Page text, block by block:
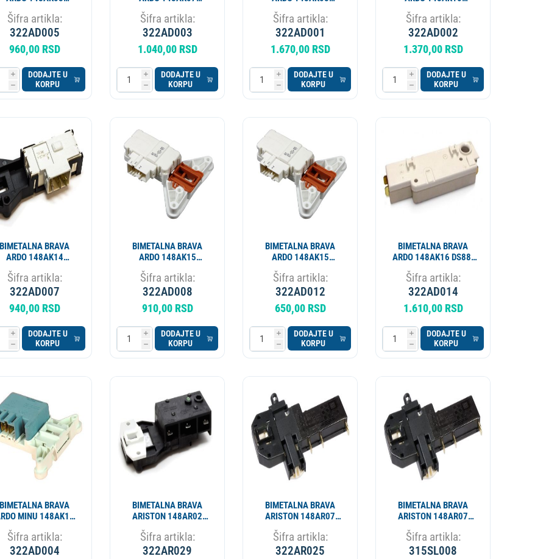
INT010AD IG4410
Šifra artikla:
322AD005
960,00 RSD
i
h
DODAJTE U
KORPU
INT000AD AD4409
Šifra artikla:
322AD003
1.040,00 RSD
i
h
DODAJTE U
KORPU
INT003AD AD4406
Šifra artikla:
322AD001
1.670,00 RSD
i
h
DODAJTE U
KORPU
INT004AD AD4422
Šifra artikla:
322AD002
1.370,00 RSD
i
h
DODAJTE U
KORPU
BIMETALNA BRAVA
ARDO 148AK14
INT008AD AD4420
Šifra artikla:
322AD007
940,00 RSD
i
h
DODAJTE U
KORPU
BIMETALNA BRAVA
ARDO 148AK15
INT001AD INT014AD
AD4423 651016770
481228058043
322AD012
Šifra artikla:
322AD008
910,00 RSD
i
h
DODAJTE U
KORPU
BIMETALNA BRAVA
ARDO 148AK15
INT001AD INT014AD
AD4423 651016770
481228058043 ROLD
Šifra artikla:
322AD012
650,00 RSD
i
h
DODAJTE U
KORPU
BIMETALNA BRAVA
ARDO 148AK16 DS88-
Šifra artikla:
322AD014
1.610,00 RSD
i
h
DODAJTE U
KORPU
BIMETALNA BRAVA
MINU 148AK12
AD4424 INT002AD
Šifra artikla:
322AD004
BIMETALNA BRAVA
ARISTON 148AR02
INT001AR AR4420
C00011140
Šifra artikla:
322AR029
BIMETALNA BRAVA
ARISTON 148AR07
INT001ID AR4423
Šifra artikla:
322AR025
BIMETALNA BRAVA
ARISTON 148AR07
INT001ID AR4423
Šifra artikla:
315SL008